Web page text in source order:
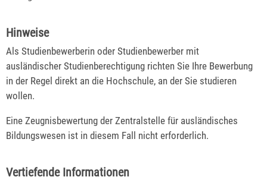
Hinweise
Als Studienbewerberin oder Studienbewerber mit
ausländischer Studienberechtigung richten Sie Ihre Bewerbung
in der Regel direkt an die Hochschule, an der Sie studieren
wollen.
Eine Zeugnisbewertung der Zentralstelle für ausländisches
Bildungswesen ist in diesem Fall nicht erforderlich.
Vertiefende Informationen